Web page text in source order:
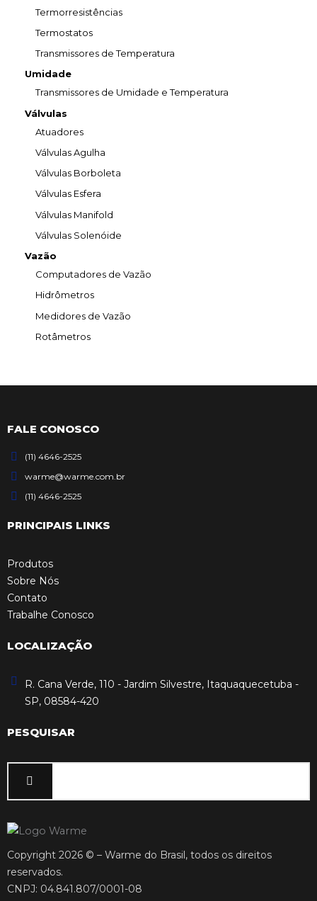
Termorresistências
Termostatos
Transmissores de Temperatura
Umidade
Transmissores de Umidade e Temperatura
Válvulas
Atuadores
Válvulas Agulha
Válvulas Borboleta
Válvulas Esfera
Válvulas Manifold
Válvulas Solenóide
Vazão
Computadores de Vazão
Hidrômetros
Medidores de Vazão
Rotâmetros
FALE CONOSCO
(11) 4646-2525
warme@warme.com.br
(11) 4646-2525
PRINCIPAIS LINKS
Produtos
Sobre Nós
Contato
Trabalhe Conosco
LOCALIZAÇÃO
R. Cana Verde, 110 - Jardim Silvestre, Itaquaquecetuba -
SP, 08584-420
PESQUISAR
Copyright 2026 © – Warme do Brasil, todos os direitos
reservados.
CNPJ: 04.841.807/0001-08